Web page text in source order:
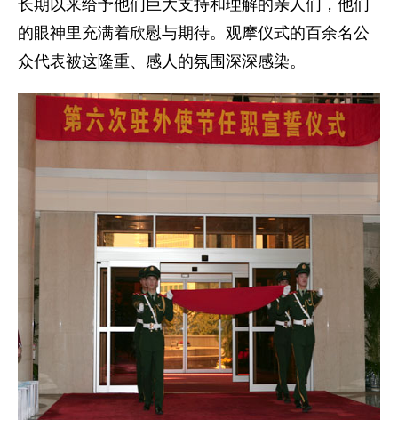
长期以来给予他们巨大支持和理解的亲人们，他们
的眼神里充满着欣慰与期待。观摩仪式的百余名公
众代表被这隆重、感人的氛围深深感染。